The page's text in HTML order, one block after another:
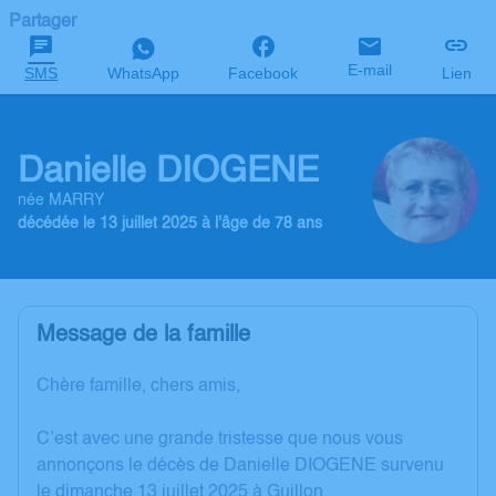
Partager
SMS WhatsApp Facebook E-mail Lien
Danielle DIOGENE
née MARRY
décédée le 13 juillet 2025 à l'âge de 78 ans
Message de la famille
Chère famille, chers amis,
C’est avec une grande tristesse que nous vous
annonçons le décès de Danielle DIOGENE survenu